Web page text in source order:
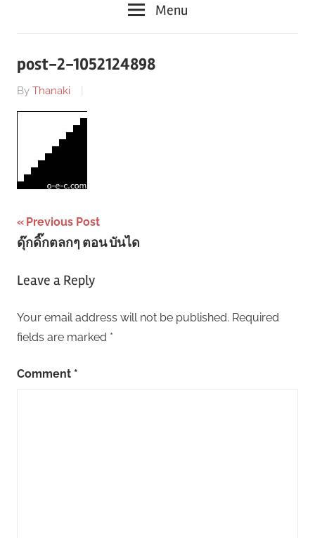
Menu
post-2-1052124898
By Thanaki
Post
navigation
Previous Post
ดุ๊กดิ๊กตลกๆ ตอน บันได
Leave a Reply
Your email address will not be published. Required
fields are marked *
Comment *